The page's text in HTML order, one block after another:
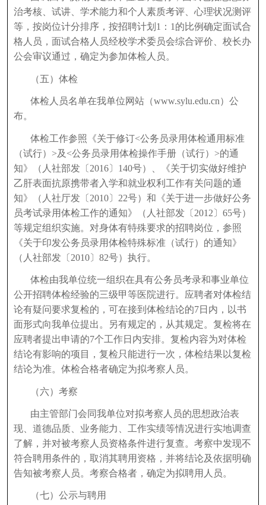
治考核、试讲、学术能力和个人素质考评、心理状况测评
等，按岗位计分排序，按招聘计划1：1的比例确定面试合
格人员，面试合格人员经校学术委员会综合评价、校长办
公会审议通过，确定为参加体检人员。
（五）体检
体检人员名单在我单位网站（www.sylu.edu.cn）公
布。
体检工作参照《关于修订<公务员录用体检通用标准
（试行）>及<公务员录用体检操作手册（试行）>的通
知》（人社部发〔2016〕140号）、《关于切实做好维护
乙肝表面抗原携带者入学和就业权利工作有关问题的通
知》（人社厅发〔2010〕22号）和《关于进一步做好公务
员考试录用体检工作的通知》（人社部发〔2012〕65号）
等规定组织实施。对身体有特殊要求的招聘岗位，参照
《关于印发公务员录用体检特殊标准（试行）的通知》
（人社部发〔2010〕82号）执行。
体检由我单位统一组织在具有公务员考录和事业单位
公开招聘体检经验的三级甲等医院进行。应聘者对体检结
论有疑问要求复检的，可在接到体检结论的7日内，以书
面形式向我单位提出。另有规定的，从其规定。复检将在
应聘者提出申请的7个工作日内安排。复检内容为对体检
结论有影响的项目，复检只能进行一次，体检结果以复检
结论为准。体检合格者确定为拟考察人员。
（六）考察
由主管部门会同我单位对拟考察人员的思想政治表
现、道德品质、业务能力、工作实绩等情况进行实地调查
了解，并对被考察人员资格条件进行复查。考察中发现不
符合聘用条件的，取消其聘用资格，并将结论及依据明确
告知被考察人员。考察合格者，确定为拟聘用人员。
（七）公示与聘用